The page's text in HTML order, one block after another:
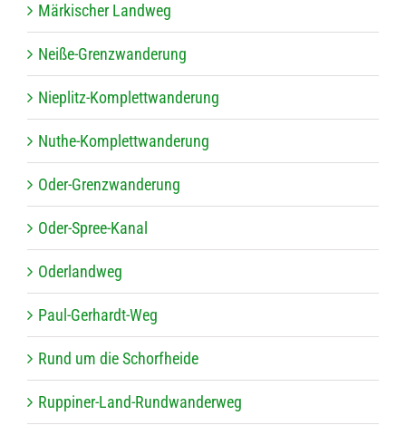
Mär­ki­scher Landweg
Neiße-Grenz­wan­de­rung
Nie­plitz-Kom­plett­wan­de­rung
Nuthe-Kom­plett­wan­de­rung
Oder-Grenz­wan­de­rung
Oder-Spree-Kanal
Oder­land­weg
Paul-Ger­hardt-Weg
Rund um die Schorfheide
Rup­pi­ner-Land-Rund­wan­der­weg